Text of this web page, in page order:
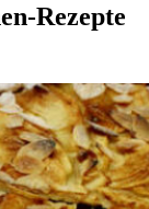
Rezepte